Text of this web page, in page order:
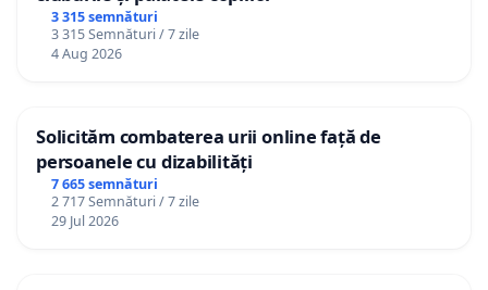
3 315 semnături
3 315 Semnături / 7 zile
4 Aug 2026
Solicităm combaterea urii online față de
persoanele cu dizabilități
7 665 semnături
2 717 Semnături / 7 zile
29 Jul 2026